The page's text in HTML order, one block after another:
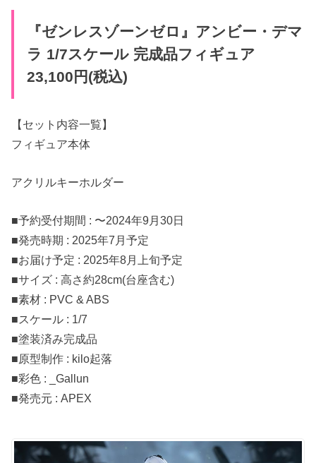
『ゼンレスゾーンゼロ』アンビー・デマ
ラ 1/7スケール 完成品フィギュア
23,100円(税込)
【セット内容一覧】
フィギュア本体
アクリルキーホルダー
■予約受付期間 : 〜2024年9月30日
■発売時期 : 2025年7月予定
■お届け予定 : 2025年8月上旬予定
■サイズ : 高さ約28cm(台座含む)
■素材 : PVC & ABS
■スケール : 1/7
■塗装済み完成品
■原型制作 : kilo起落
■彩色 : _Gallun
■発売元 : APEX